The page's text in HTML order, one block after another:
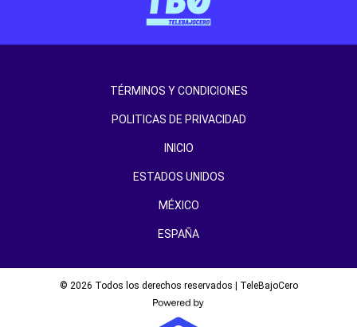
TÉRMINOS Y CONDICIONES
POLITICAS DE PRIVACIDAD
INICIO
ESTADOS UNIDOS
MÉXICO
ESPAÑA
© 2026 Todos los derechos reservados | TeleBajoCero